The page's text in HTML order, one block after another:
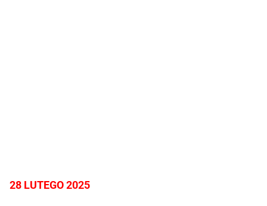
28 LUTEGO 2025